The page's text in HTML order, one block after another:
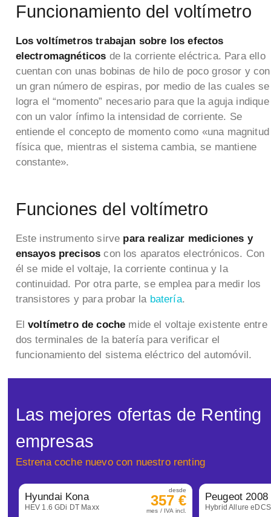
Funcionamiento del voltímetro
Los voltímetros trabajan sobre los efectos
electromagnéticos de la corriente eléctrica. Para ello
cuentan con unas bobinas de hilo de poco grosor y con
un gran número de espiras, por medio de las cuales se
logra el “momento” necesario para que la aguja indique
con un valor ínfimo la intensidad de corriente. Se
entiende el concepto de momento como «una magnitud
física que, mientras el sistema cambia, se mantiene
constante».
Funciones del voltímetro
Este instrumento sirve para realizar mediciones y
ensayos precisos con los aparatos electrónicos. Con
él se mide el voltaje, la corriente continua y la
continuidad. Por otra parte, se emplea para medir los
transistores y para probar labatería.
Elvoltímetro de coche mide el voltaje existente entre
dos terminales de la batería para verificar el
funcionamiento del sistema eléctrico del automóvil.
Las mejores ofertas de Renting
empresas
Estrena coche nuevo con nuestro renting
Hyundai Kona
HEV 1.6 GDi DT Maxx
desde
357 €
mes / IVA incl.
Peugeot 2008
Hybrid Allure